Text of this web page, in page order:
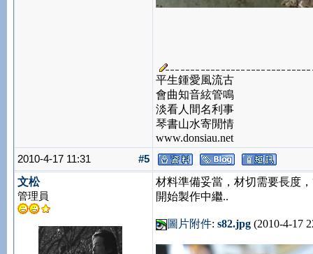
平生鍾愛風流古
會曲知音絃管鳴
淡看人間名利事
琴書山水寄閒情
www.donsiau.net
2010-4-17 11:31
#5
文松
管理員
材料準備妥當，材切需要長度
開始製作中繼..
圖片附件:s82.jpg (2010-4-17